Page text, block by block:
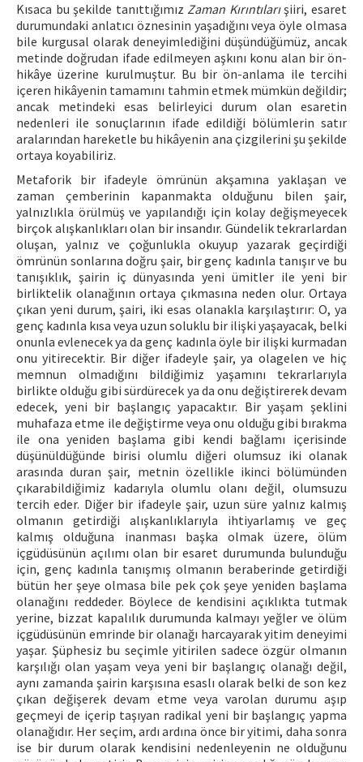
Kısaca bu şekilde tanıttığımızZaman Kırıntılarışiiri, esaret
durumundaki anlatıcı öznesinin yaşadığını veya öyle olmasa
bile kurgusal olarak deneyimlediğini düşündüğümüz, ancak
metinde doğrudan ifade edilmeyen aşkını konu alan bir ön-
hikâye üzerine kurulmuştur. Bu bir ön-anlama ile tercihi
içeren hikâyenin tamamını tahmin etmek mümkün değildir;
ancak metindeki esas belirleyici durum olan esaretin
nedenleri ile sonuçlarının ifade edildiği bölümlerin satır
aralarından hareketle bu hikâyenin ana çizgilerini şu şekilde
ortaya koyabiliriz.
Metaforik bir ifadeyle ömrünün akşamına yaklaşan ve
zaman çemberinin kapanmakta olduğunu bilen şair,
yalnızlıkla örülmüş ve yapılandığı için kolay değişmeyecek
birçok alışkanlıkları olan bir insandır. Gündelik tekrarlardan
oluşan, yalnız ve çoğunlukla okuyup yazarak geçirdiği
ömrünün sonlarına doğru şair, bir genç kadınla tanışır ve bu
tanışıklık, şairin iç dünyasında yeni ümitler ile yeni bir
birliktelik olanağının ortaya çıkmasına neden olur. Ortaya
çıkan yeni durum, şairi, iki esas olanakla karşılaştırır: O, ya
genç kadınla kısa veya uzun soluklu bir ilişki yaşayacak, belki
onunla evlenecek ya da genç kadınla öyle bir ilişki kurmadan
onu yitirecektir. Bir diğer ifadeyle şair, ya olagelen ve hiç
memnun olmadığını bildiğimiz yaşamını tekrarlarıyla
birlikte olduğu gibi sürdürecek ya da onu değiştirerek devam
edecek, yeni bir başlangıç yapacaktır. Bir yaşam şeklini
muhafaza etme ile değiştirme veya onu olduğu gibi bırakma
ile ona yeniden başlama gibi kendi bağlamı içerisinde
düşünüldüğünde birisi olumlu diğeri olumsuz iki olanak
arasında duran şair, metnin özellikle ikinci bölümünden
çıkarabildiğimiz kadarıyla olumlu olanı değil, olumsuzu
tercih eder. Diğer bir ifadeyle şair, uzun süre yalnız kalmış
olmanın getirdiği alışkanlıklarıyla ihtiyarlamış ve geç
kalmış olduğuna inanması başka olmak üzere, ölüm
içgüdüsünün açılımı olan bir esaret durumunda bulunduğu
için, genç kadınla tanışmış olmanın beraberinde getirdiği
bütün her şeye olmasa bile pek çok şeye yeniden başlama
olanağını reddeder. Böylece de kendisini açıklıkta tutmak
yerine, bizzat kapalılık durumunda kalmayı yeğler ve ölüm
içgüdüsünün emrinde bir olanağı harcayarak yitim deneyimi
yaşar. Şüphesiz bu seçimle yitirilen sadece özgür olmanın
karşılığı olan yaşam veya yeni bir başlangıç olanağı değil,
aynı zamanda şairin karşısına esaslı olarak belki de son kez
çıkan değişerek devam etme veya varolan durumu aşıp
geçmeyi de içerip taşıyan radikal yeni bir başlangıç yapma
olanağıdır. Her seçim, ardı ardına önce bir yitimi, daha sonra
ise bir durum olarak kendisini nedenleyenin ne olduğunu